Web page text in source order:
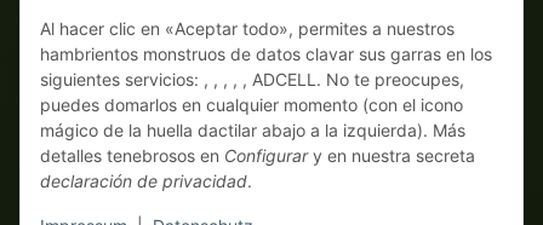
* Todos los precios sin IVA legal., más
Al hacer clic en «Aceptar todo», permites a nuestros
hambrientos monstruos de datos clavar sus garras en los
siguientes servicios: , , , , , ADCELL. No te preocupes,
puedes domarlos en cualquier momento (con el icono
mágico de la huella dactilar abajo a la izquierda). Más
detalles tenebrosos en Configurary en nuestra secreta
declaración de privacidad.